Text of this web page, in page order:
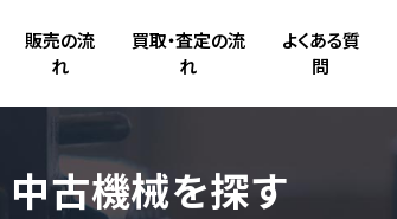
販売の流
れ
買取・査定の流
れ
よくある質
問
中古機械を探す